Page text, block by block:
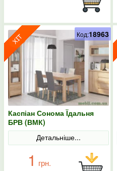
Каспіан Сонома Їдальня
БРВ (ВМК)
Детальніше...
1 грн.
Код:18963